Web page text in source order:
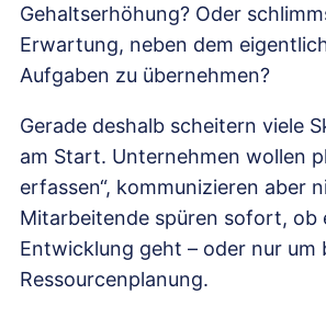
Gehaltserhöhung? Oder
Erwartung, neben dem
Aufgaben zu übernehmen?
Gerade deshalb scheitern viele
am Start. Unternehmen wollen
erfassen“, kommunizieren aber
Mitarbeitende spüren sofort, ob
Entwicklung geht – oder nur um
Ressourcenplanung.